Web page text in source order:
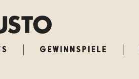
GEWINNSPIELE